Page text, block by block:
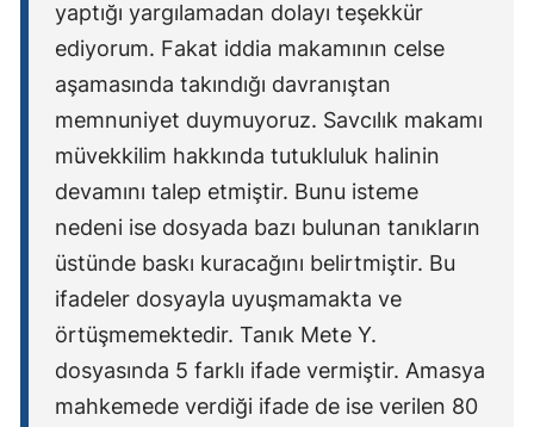
yaptığı yargılamadan dolayı teşekkür
ediyorum. Fakat iddia makamının celse
aşamasında takındığı davranıştan
memnuniyet duymuyoruz. Savcılık makamı
müvekkilim hakkında tutukluluk halinin
devamını talep etmiştir. Bunu isteme
nedeni ise dosyada bazı bulunan tanıkların
üstünde baskı kuracağını belirtmiştir. Bu
ifadeler dosyayla uyuşmamakta ve
örtüşmemektedir. Tanık Mete Y.
dosyasında 5 farklı ifade vermiştir. Amasya
mahkemede verdiği ifade de ise verilen 80